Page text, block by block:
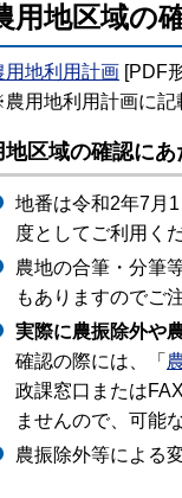
用地区域の
用地利用計画 [PDF
用地利用計画に記
地区域の確認に
地番は令和2年7月
度としてご利用く
農地の合筆・分筆
もありますのでご
実際に農振除外や
確認の際には、「
政課窓口または
ませんので、可能
農振除外等による